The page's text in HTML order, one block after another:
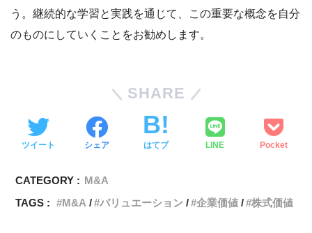
う。継続的な学習と実践を通じて、この重要な概念を自分
のものにしていくことをお勧めします。
SHARE
ツイート シェア はてブ LINE Pocket
CATEGORY : M&A
TAGS :
M&A バリュエーション 企業価値 株式価値